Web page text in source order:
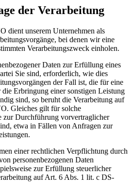
der Verarbeitung
dient unserem Unternehmen als
bei denen wir eine
Verarbeitungszweck einholen.
Daten zur Erfüllung eines
Sie sind, erforderlich, wie dies
der Fall ist, die für eine
Erbringung einer sonstigen Leistung
sind, so beruht die Verarbeitung auf
Gleiches gilt für solche
zur Durchführung vorvertraglicher
etwa in Fällen von Anfragen zur
einer rechtlichen Verpflichtung durch
personenbezogenen Daten
zur Erfüllung steuerlicher
auf Art. 6 Abs. 1 lit. c DS-